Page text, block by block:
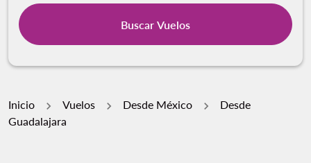
Buscar Vuelos
Inicio Vuelos Desde México
Desde
Guadalajara